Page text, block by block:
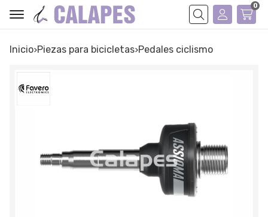
Buscar
0
Inicio piezas para bicicletas pedales ciclismo